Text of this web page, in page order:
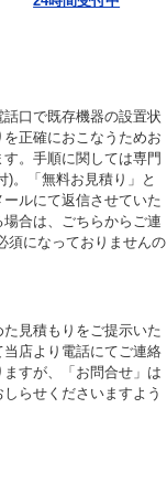
口で既存機器の設置状
正確におこなうためお
。手順に関しては専門
)。「無料お見積り」と
ルにて返信させていた
合は、ごちらからご連
須になっておりませんの
見積もりをご提示いた
店より電話にてご連絡
すが、「お問合せ」は
らせくださいますよう